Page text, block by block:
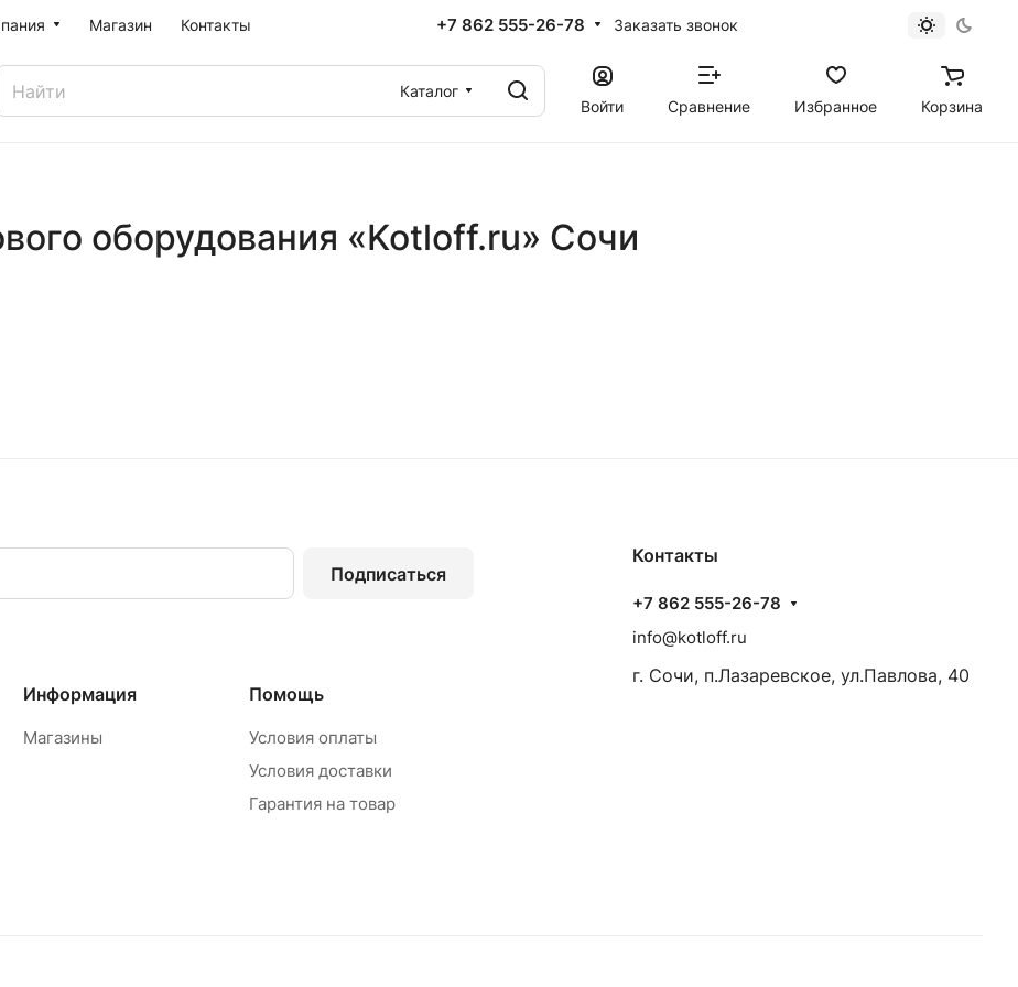
Магазин Контакты +7 862 555-26-78 Заказать звонок
Каталог
Войти
Сравнение Избранное Корзина
оборудования «Kotloff.ru» Сочи
Подписаться
Информация
Магазины
Помощь
Условия оплаты
Условия доставки
Гарантия на товар
Контакты
+7 862 555-26-78
info@kotloff.ru
г. Сочи, п.Лазаревское, ул.Павлова, 40